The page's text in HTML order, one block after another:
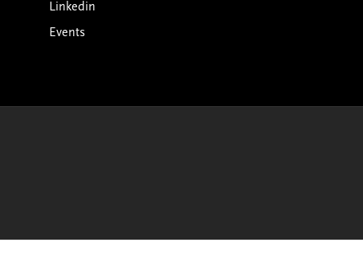
Linkedin
Events